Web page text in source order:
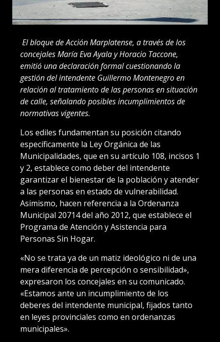
El bloque de Acción Marplatense, a través de los
concejales María Eva Ayala y Horacio Taccone,
emitió una declaración formal cuestionando la
gestión del intendente Guillermo Montenegro en
relación al tratamiento de las personas en situación
de calle, señalando posibles incumplimientos de
normativas vigentes.
Los ediles fundamentan su posición citando
específicamente la Ley Orgánica de las
Municipalidades, que en su artículo 108, incisos 1
y 2, establece como deber del intendente
garantizar el bienestar de la población y atender
a las personas en estado de vulnerabilidad.
Asimismo, hacen referencia a la Ordenanza
Municipal 20714 del año 2012, que establece el
Programa de Atención y Asistencia para
Personas Sin Hogar.
«No se trata ya de un matiz ideológico ni de una
mera diferencia de percepción o sensibilidad»,
expresaron los concejales en su comunicado.
«Estamos ante un incumplimiento de los
deberes del intendente municipal, fijados tanto
en leyes provinciales como en ordenanzas
municipales».